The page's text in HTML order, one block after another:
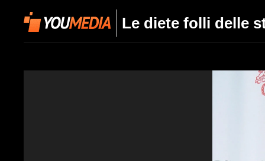
Le diete folli delle